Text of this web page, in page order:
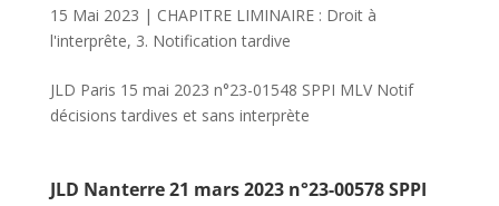
15 Mai 2023 | CHAPITRE LIMINAIRE : Droit à
l'interprête, 3. Notification tardive
JLD Paris 15 mai 2023 n°23-01548 SPPI MLV Notif
décisions tardives et sans interprète
JLD Nanterre 21 mars 2023 n°23-00578 SPPI